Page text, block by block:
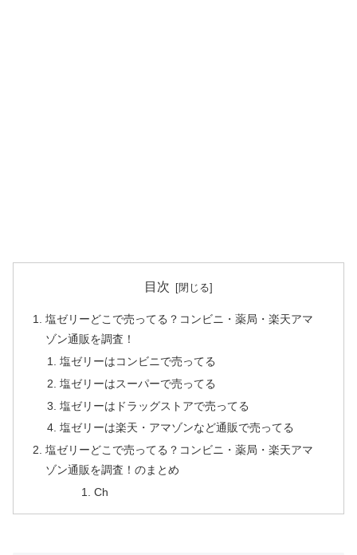
目次
塩ゼリーどこで売ってる？コンビニ・薬局・楽天アマ
ゾン通販を調査！
塩ゼリーはコンビニで売ってる
塩ゼリーはスーパーで売ってる
塩ゼリーはドラッグストアで売ってる
塩ゼリーは楽天・アマゾンなど通販で売ってる
塩ゼリーどこで売ってる？コンビニ・薬局・楽天アマ
ゾン通販を調査！のまとめ
Ch